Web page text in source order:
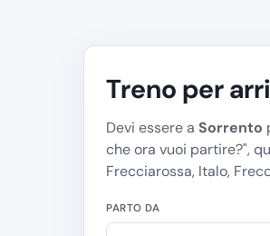
Treno per
Devi essere a Sorrento
che ora vuoi partire?",
Frecciarossa, Italo,
PARTO DA